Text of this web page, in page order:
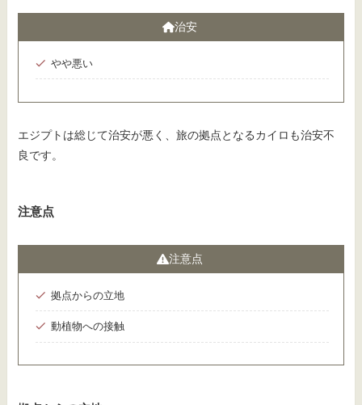
治安
やや悪い
エジプトは総じて治安が悪く、旅の拠点となるカイロも治安不
良です。
注意点
注意点
拠点からの立地
動植物への接触